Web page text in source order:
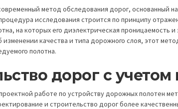
метод обследования дорог, основанный
исследования строится по принципу
на которых его диэлектрическая проницаемость
изменении качества и типа дорожного слоя, этот
полотна.
дорог с
работе по устройству дорожных полотен
и строительство дорог более